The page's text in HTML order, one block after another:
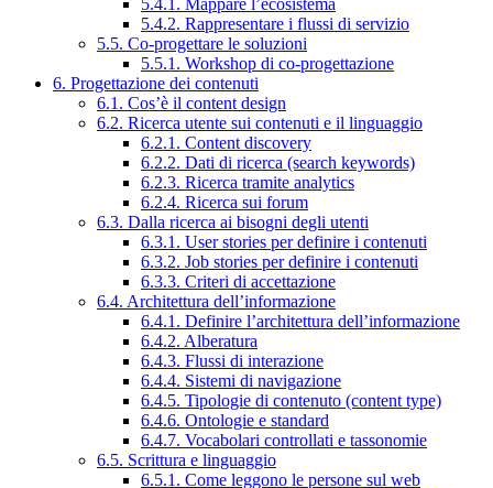
5.4.2. Rappresentare i flussi di servizio
5.5. Co-progettare le soluzioni
5.5.1. Workshop di co-progettazione
6. Progettazione dei contenuti
6.1. Cos’è il content design
6.2. Ricerca utente sui contenuti e il linguaggio
6.2.1. Content discovery
6.2.2. Dati di ricerca (search keywords)
6.2.3. Ricerca tramite analytics
6.2.4. Ricerca sui forum
6.3. Dalla ricerca ai bisogni degli utenti
6.3.1. User stories per definire i contenuti
6.3.2. Job stories per definire i contenuti
6.3.3. Criteri di accettazione
6.4. Architettura dell’informazione
6.4.1. Definire l’architettura dell’informazione
6.4.2. Alberatura
6.4.3. Flussi di interazione
6.4.4. Sistemi di navigazione
6.4.5. Tipologie di contenuto (content type)
6.4.6. Ontologie e standard
6.4.7. Vocabolari controllati e tassonomie
6.5. Scrittura e linguaggio
6.5.1. Come leggono le persone sul web